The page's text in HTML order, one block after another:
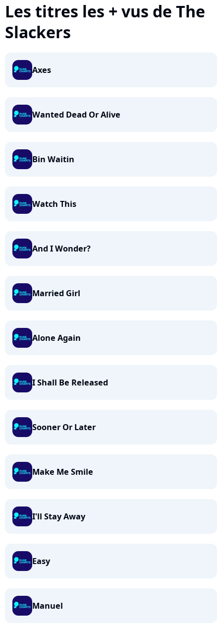
Les titres les + vus de The
Slackers
Axes
Wanted Dead Or Alive
Bin Waitin
Watch This
And I Wonder?
Married Girl
Alone Again
I Shall Be Released
Sooner Or Later
Make Me Smile
I'll Stay Away
Easy
Manuel